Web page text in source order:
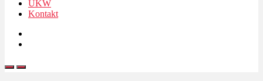
UKW
Kontakt